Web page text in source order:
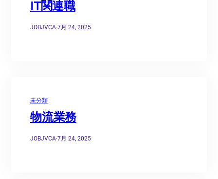
IT関連職
JOBJVCA·7月 24, 2025
未分類
物流業務
JOBJVCA·7月 24, 2025